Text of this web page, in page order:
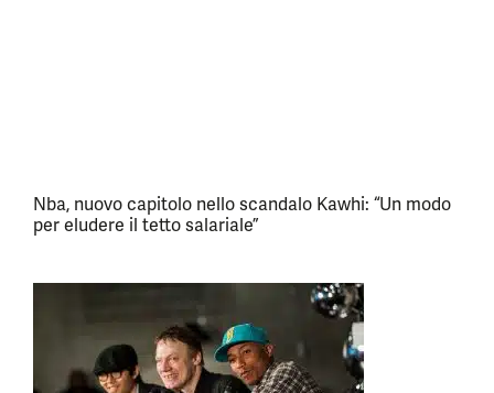
Nba, nuovo capitolo nello scandalo Kawhi: “Un modo
per eludere il tetto salariale”